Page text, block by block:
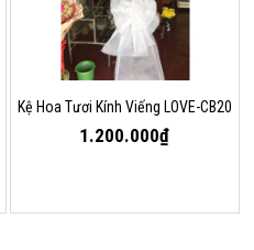
Kệ Hoa Tươi Kính Viếng LOVE-CB20
1.200.000₫